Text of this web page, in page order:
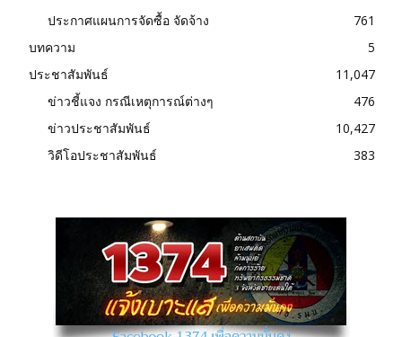
ประกาศแผนการจัดซื้อ จัดจ้าง
761
บทความ
5
ประชาสัมพันธ์
11,047
ข่าวชี้แจง กรณีเหตุการณ์ต่างๆ
476
ข่าวประชาสัมพันธ์
10,427
วิดีโอประชาสัมพันธ์
383